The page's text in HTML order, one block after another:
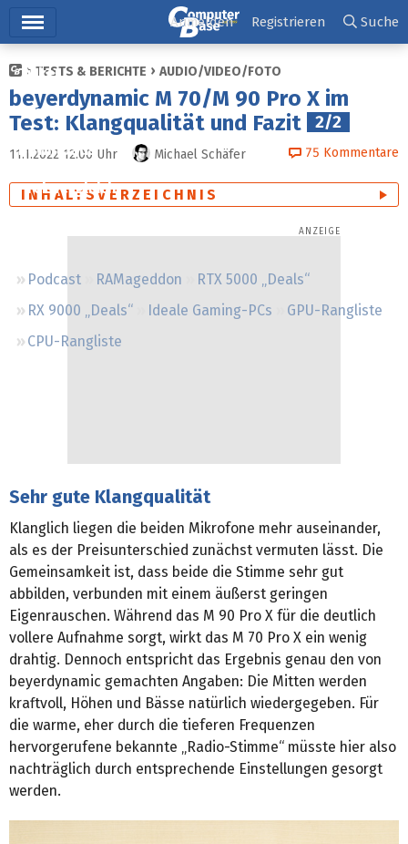
Ticker
Tests
Downloads
Preisvergleich
Podcast RAMageddon
RTX 5000 „Deals“
RX 9000 „Deals“
Ideale Gaming-PCs
GPU-Rangliste
CPU-Rangliste
Anmelden Registrieren Suche
TESTS & BERICHTE AUDIO/VIDEO/FOTO
beyerdynamic M 70/M 90 Pro X im
Test: Klangqualität und Fazit
2/2
11.1.2022 12:00 Uhr Michael Schäfer 75 Kommentare
INHALTSVERZEICHNIS
Sehr gute Klangqualität
Klanglich liegen die beiden Mikrofone mehr auseinander,
als es der Preisunterschied zunächst vermuten lässt. Die
Gemeinsamkeit ist, dass beide die Stimme sehr gut
abbilden, verbunden mit einem äußerst geringen
Eigenrauschen. Während das M 90 Pro X für die deutlich
vollere Aufnahme sorgt, wirkt das M 70 Pro X ein wenig
drahtig. Dennoch entspricht das Ergebnis genau den von
beyerdynamic gemachten Angaben: Die Mitten werden
kraftvoll, Höhen und Bässe natürlich wiedergegeben. Für
die warme, eher durch die tieferen Frequenzen
hervorgerufene bekannte „Radio-Stimme“ müsste hier also
nachträglich durch entsprechende Einstellungen gesorgt
werden.